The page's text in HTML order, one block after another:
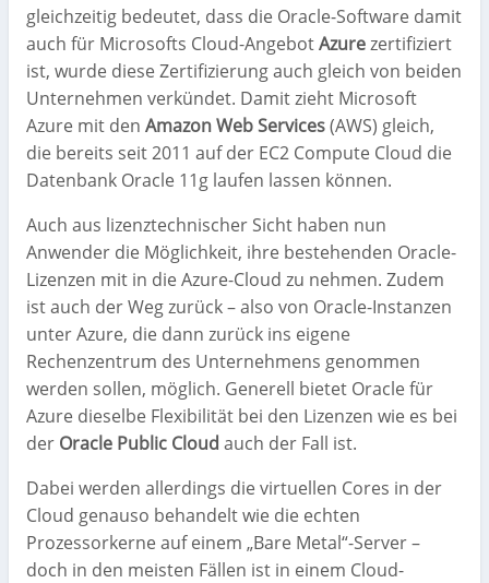
gleichzeitig bedeutet, dass die Oracle-Software damit
auch für Microsofts Cloud-AngebotAzurezertifiziert
ist, wurde diese Zertifizierung auch gleich von beiden
Unternehmen verkündet. Damit zieht Microsoft
Azure mit den Amazon Web Services(AWS) gleich,
die bereits seit 2011 auf der EC2 Compute Cloud die
Datenbank Oracle 11g laufen lassen können.
Auch aus lizenztechnischer Sicht haben nun
Anwender die Möglichkeit, ihre bestehenden Oracle-
Lizenzen mit in die Azure-Cloud zu nehmen. Zudem
ist auch der Weg zurück – also von Oracle-Instanzen
unter Azure, die dann zurück ins eigene
Rechenzentrum des Unternehmens genommen
werden sollen, möglich. Generell bietet Oracle für
Azure dieselbe Flexibilität bei den Lizenzen wie es bei
der Oracle Public Cloud auch der Fall ist.
Dabei werden allerdings die virtuellen Cores in der
Cloud genauso behandelt wie die echten
Prozessorkerne auf einem „Bare Metal“-Server –
doch in den meisten Fällen ist in einem Cloud-